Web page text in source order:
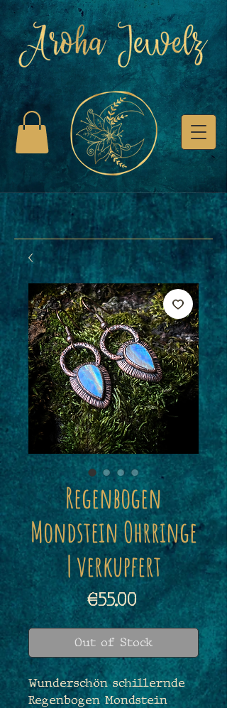
Regenbogen
Mondstein Ohrringe
| verkupfert
€55.00Price
Out of Stock
Wunderschön schillernde
Regenbogen Mondstein